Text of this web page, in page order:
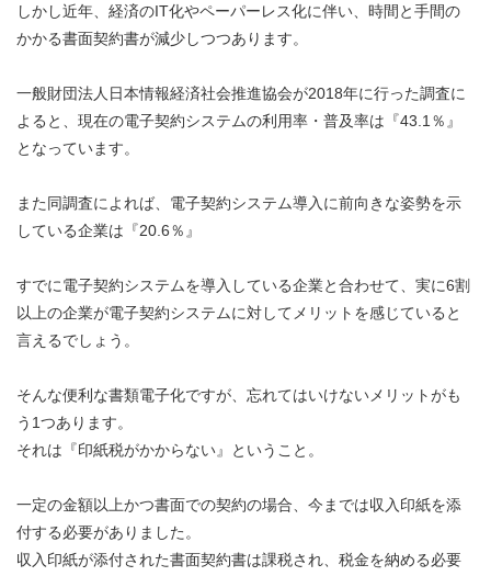
しかし近年、経済のIT化やペーパーレス化に伴い、時間と手間の
かかる書面契約書が減少しつつあります。
一般財団法人日本情報経済社会推進協会が2018年に行った調査に
よると、現在の電子契約システムの利用率・普及率は『43.1％』
となっています。
また同調査によれば、電子契約システム導入に前向きな姿勢を示
している企業は『20.6％』
すでに電子契約システムを導入している企業と合わせて、実に6割
以上の企業が電子契約システムに対してメリットを感じていると
言えるでしょう。
そんな便利な書類電子化ですが、忘れてはいけないメリットがも
う1つあります。
それは『印紙税がかからない』ということ。
一定の金額以上かつ書面での契約の場合、今までは収入印紙を添
付する必要がありました。
収入印紙が添付された書面契約書は課税され、税金を納める必要